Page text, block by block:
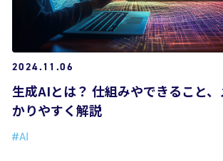
2024.11.06
生成AIとは？ 仕組みやできること
かりやすく解説
#AI